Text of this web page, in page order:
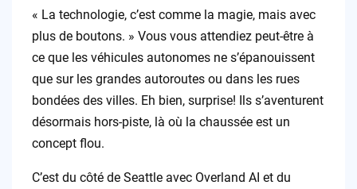
« La technologie, c’est comme la magie, mais avec
plus de boutons. » Vous vous attendiez peut-être à
ce que les véhicules autonomes ne s’épanouissent
que sur les grandes autoroutes ou dans les rues
bondées des villes. Eh bien, surprise! Ils s’aventurent
désormais hors-piste, là où la chaussée est un
concept flou.
C’est du côté de Seattle avec Overland AI et du